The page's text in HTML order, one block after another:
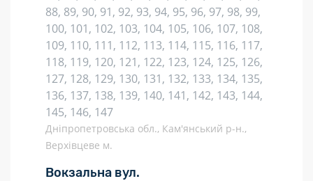
88, 89, 90, 91, 92, 93, 94, 95, 96, 97, 98, 99,
100, 101, 102, 103, 104, 105, 106, 107, 108,
109, 110, 111, 112, 113, 114, 115, 116, 117,
118, 119, 120, 121, 122, 123, 124, 125, 126,
127, 128, 129, 130, 131, 132, 133, 134, 135,
136, 137, 138, 139, 140, 141, 142, 143, 144,
145, 146, 147
Дніпропетровська обл., Кам'янський р-н.,
Верхівцеве м.
Вокзальна вул.